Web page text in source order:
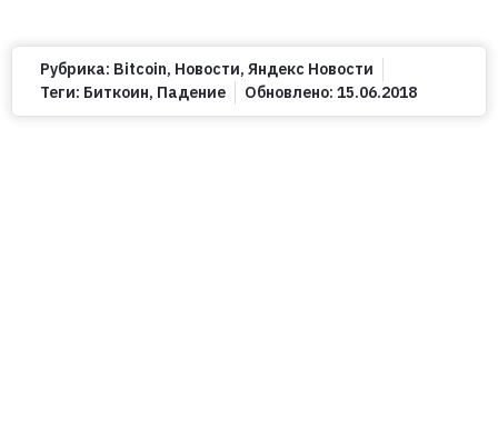
Рубрика: Bitcoin, Новости, Яндекс Новости
Теги: Биткоин, Падение Обновлено: 15.06.2018